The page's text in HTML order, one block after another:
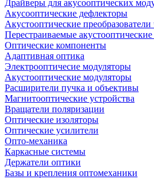
Драйверы для акусооптических
Акусооптические дефлекторы
Акустооптические преобразователи
Перестраиваемые
Оптические компоненты
Адаптивная оптика
Электрооптичесие модуляторы
Акустооптические модуляторы
Расширители пучка и объективы
Магнитооптические устройства
Вращатели поляризации
Оптические изоляторы
Оптические усилители
Опто-механика
Каркасные системы
Держатели оптики
Базы и крепления оптомеханики